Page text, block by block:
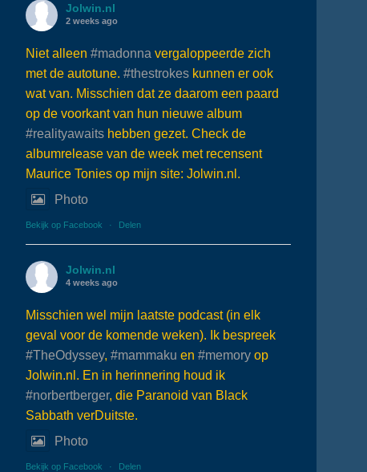
Jolwin.nl
2 weeks ago
Niet alleen #madonna vergaloppeerde zich
met de autotune. #thestrokes kunnen er ook
wat van. Misschien dat ze daarom een paard
op de voorkant van hun nieuwe album
#realityawaits hebben gezet. Check de
albumrelease van de week met recensent
Maurice Tonies op mijn site: Jolwin.nl.
Photo
Bekijk op Facebook · Delen
Jolwin.nl
4 weeks ago
Misschien wel mijn laatste podcast (in elk
geval voor de komende weken). Ik bespreek
#TheOdyssey, #mammaku en #memory op
Jolwin.nl. En in herinnering houd ik
#norbertberger, die Paranoid van Black
Sabbath verDuitste.
Photo
Bekijk op Facebook · Delen